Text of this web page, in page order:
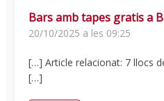
Bars amb tapes gratis a
20/10/2025 a les 09:25
[…] Article relacionat: 7 llocs
[…]